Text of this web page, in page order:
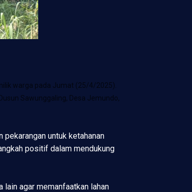
warga pada Jumat (25/4/2025).
Sawunggaling, Desa Jemundo,
untuk ketahanan
positif dalam mendukung
agar memanfaatkan lahan